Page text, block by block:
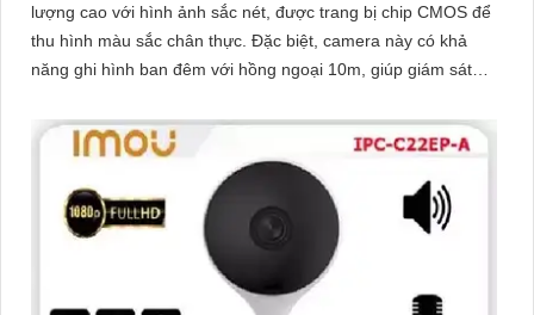
lượng cao với hình ảnh sắc nét, được trang bị chip CMOS để
thu hình màu sắc chân thực. Đặc biệt, camera này có khả
năng ghi hình ban đêm với hồng ngoại 10m, giúp giám sát